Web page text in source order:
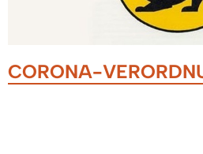
CORONA-